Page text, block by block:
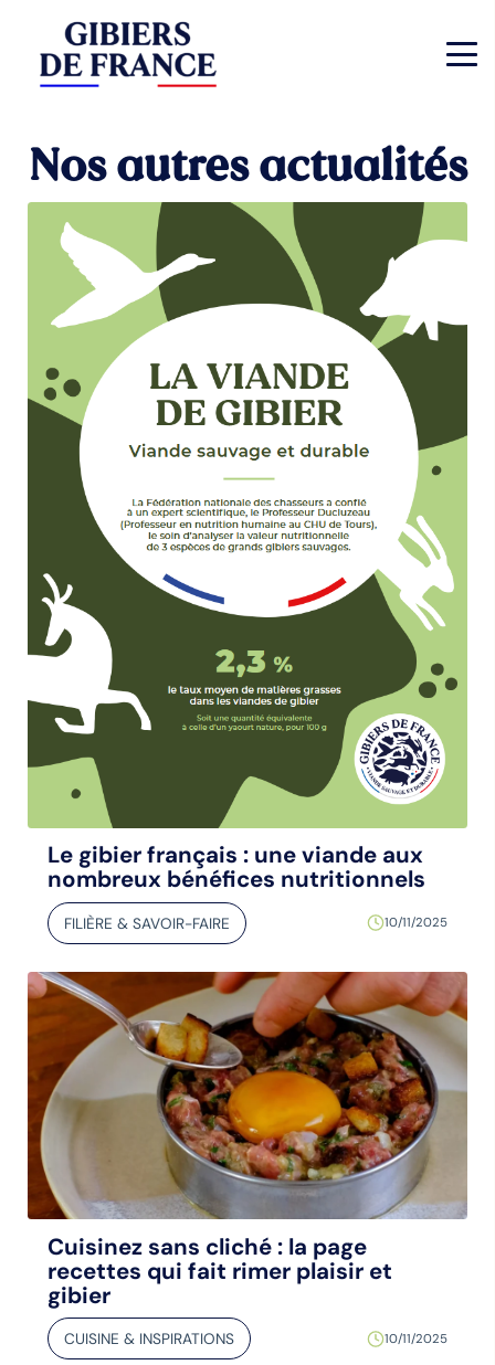
Nos autres actualités
Le gibier français : une viande aux
nombreux bénéfices nutritionnels
FILIÈRE & SAVOIR-FAIRE 10/11/2025
Cuisinez sans cliché : la page
recettes qui fait rimer plaisir et
gibier
CUISINE & INSPIRATIONS 10/11/2025